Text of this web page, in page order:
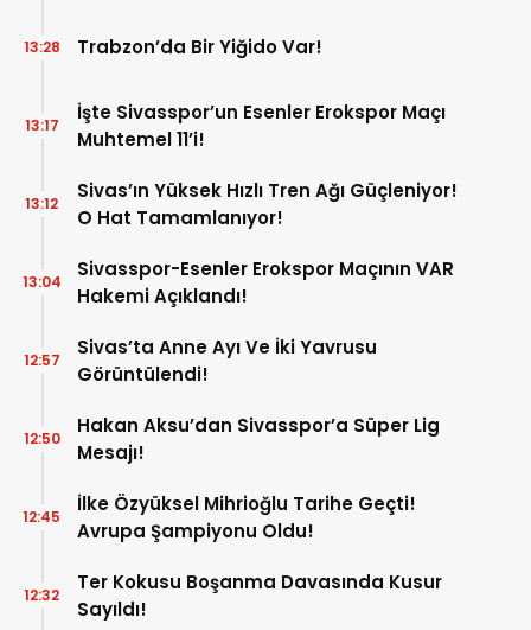
Trabzon’da Bir Yiğido Var!
13:28
İşte Sivasspor’un Esenler Erokspor Maçı
Muhtemel 11’i!
13:17
Sivas’ın Yüksek Hızlı Tren Ağı Güçleniyor!
O Hat Tamamlanıyor!
13:12
Sivasspor-Esenler Erokspor Maçının VAR
Hakemi Açıklandı!
13:04
Sivas’ta Anne Ayı Ve İki Yavrusu
Görüntülendi!
12:57
Hakan Aksu’dan Sivasspor’a Süper Lig
Mesajı!
12:50
İlke Özyüksel Mihrioğlu Tarihe Geçti!
Avrupa Şampiyonu Oldu!
12:45
Ter Kokusu Boşanma Davasında Kusur
Sayıldı!
12:32